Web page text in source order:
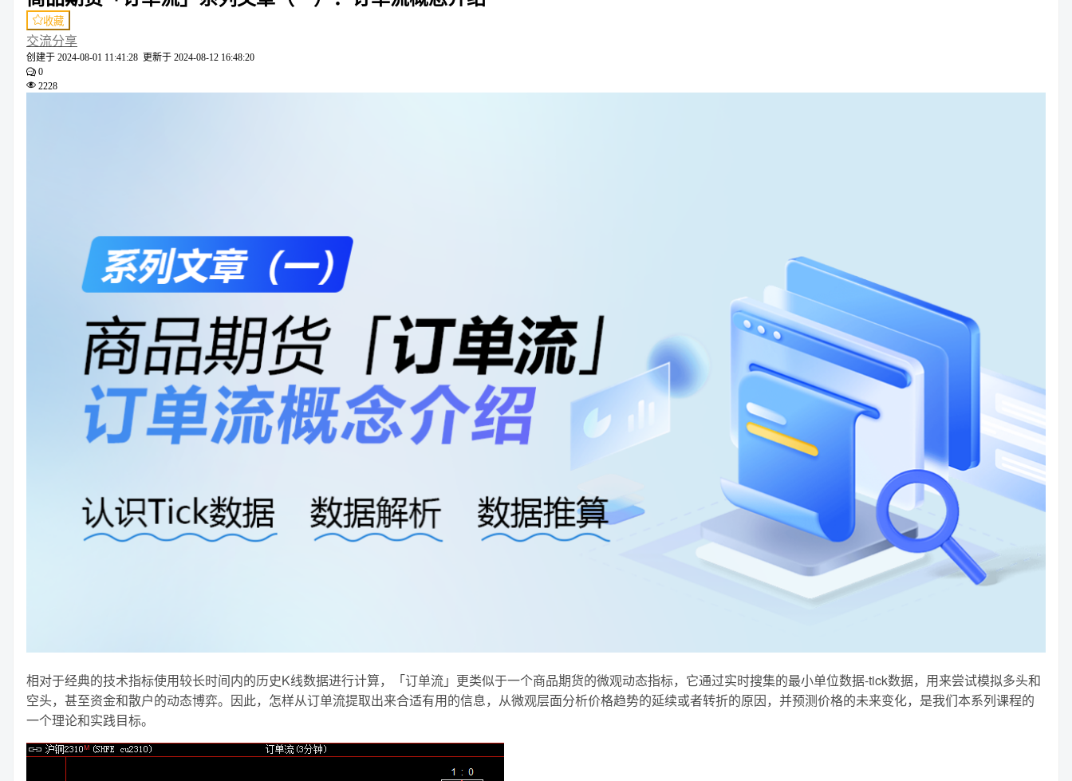
收藏
交流分享
创建于 2024-08-01 11:41:28 更新于 2024-08-12 16:48:20
0
2228
相对于经典的技术指标使用较长时间内的历史K线数据进行计算，「订单流」更类似于一个商品期货的微观动态指标，它通过实时搜集的最小单位数据-tick数据，用来尝试模拟多头和
空头，甚至资金和散户的动态博弈。因此，怎样从订单流提取出来合适有用的信息，从微观层面分析价格趋势的延续或者转折的原因，并预测价格的未来变化，是我们本系列课程的
一个理论和实践目标。